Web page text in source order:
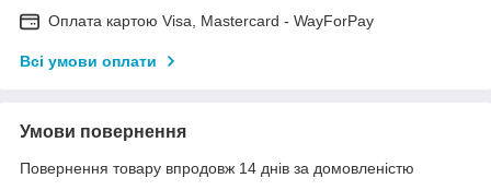
Оплата картою Visa, Mastercard - WayForPay
Всі умови оплати
Умови повернення
Повернення товару впродовж 14 днів за домовленістю